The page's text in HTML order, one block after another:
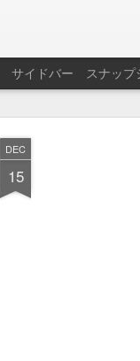
DEC
15
サイドバー スナップ